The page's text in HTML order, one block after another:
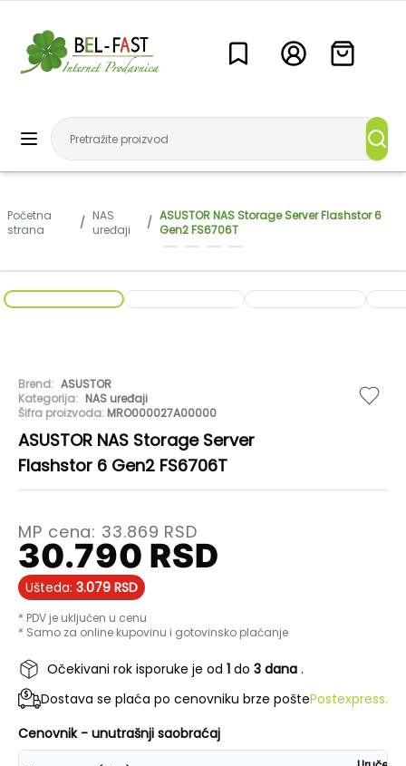
Početna
strana
/ NAS
uređaji
/ ASUSTOR NAS Storage Server Flashstor 6
Gen2 FS6706T
Brend: ASUSTOR
Kategorija: NAS uređaji
Šifra proizvoda: MRO000027A00000
ASUSTOR NAS Storage Server
Flashstor 6 Gen2 FS6706T
MP cena: 33.869 RSD
30.790 RSD
Ušteda: 3.079 RSD
* PDV je uključen u cenu
* Samo za online kupovinu i gotovinsko plaćanje
Očekivani rok isporuke je od 1 do 3 dana .
Dostava se plaća po cenovniku brze poštePostexpress.
Cenovnik - unutrašnji saobraćaj